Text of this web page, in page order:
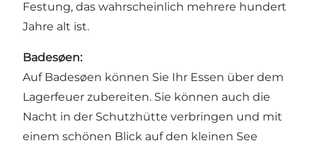
Festung, das wahrscheinlich mehrere hundert
Jahre alt ist.
Badesøen:
Auf Badesøen können Sie Ihr Essen über dem
Lagerfeuer zubereiten. Sie können auch die
Nacht in der Schutzhütte verbringen und mit
einem schönen Blick auf den kleinen See